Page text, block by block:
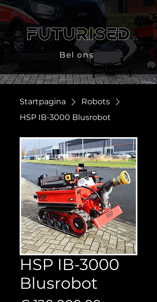
Bel ons
Startpagina
Robots
HSP IB-3000 Blusrobot
HSP IB-3000
Blusrobot